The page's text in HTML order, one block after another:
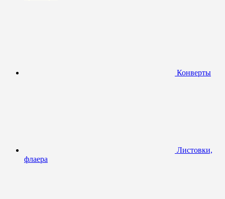
Конверты
Листовки,
флаера